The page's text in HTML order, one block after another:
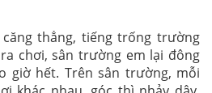
thẳng, tiếng trống trường
chơi, sân trường em lại đông
giờ hết. Trên sân trường, mỗi